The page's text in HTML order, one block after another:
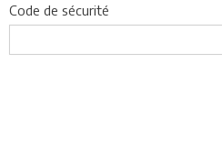
Code de sécurité